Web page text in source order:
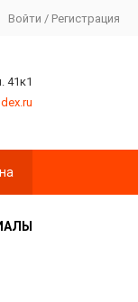
Войти / Регистрация
41к1